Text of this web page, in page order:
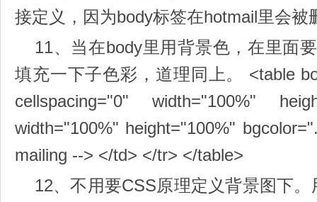
接定义，因为body标签在hotmail里会被
11、当在body里用背景色，在里面
填充一下子色彩，道理同上。 <table
cellspacing="0" width="100%"
width="100%" height="100%"
mailing --> </td> </tr> </table>
12、不用要CSS原理定义背景图下